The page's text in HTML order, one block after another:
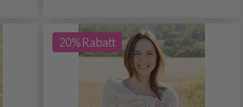
20% Rabatt